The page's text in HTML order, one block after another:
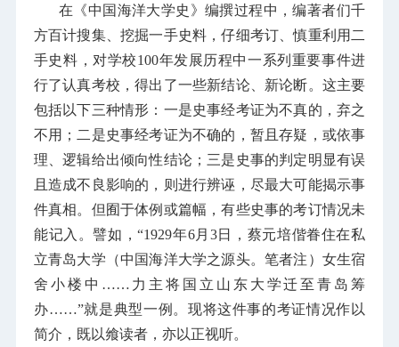
在《中国海洋大学史》编撰过程中，编著者们千
方百计搜集、挖掘一手史料，仔细考订、慎重利用二
手史料，对学校100年发展历程中一系列重要事件进
行了认真考校，得出了一些新结论、新论断。这主要
包括以下三种情形：一是史事经考证为不真的，弃之
不用；二是史事经考证为不确的，暂且存疑，或依事
理、逻辑给出倾向性结论；三是史事的判定明显有误
且造成不良影响的，则进行辨诬，尽最大可能揭示事
件真相。但囿于体例或篇幅，有些史事的考订情况未
能记入。譬如，“1929年6月3日，蔡元培偕眷住在私
立青岛大学（中国海洋大学之源头。笔者注）女生宿
舍小楼中……力主将国立山东大学迁至青岛筹
办……”就是典型一例。现将这件事的考证情况作以
简介，既以飨读者，亦以正视听。